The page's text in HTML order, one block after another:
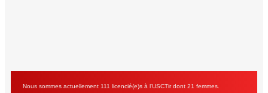
Nous sommes actuellement 111 licencié(e)s à l'USCTir dont 21 femmes.